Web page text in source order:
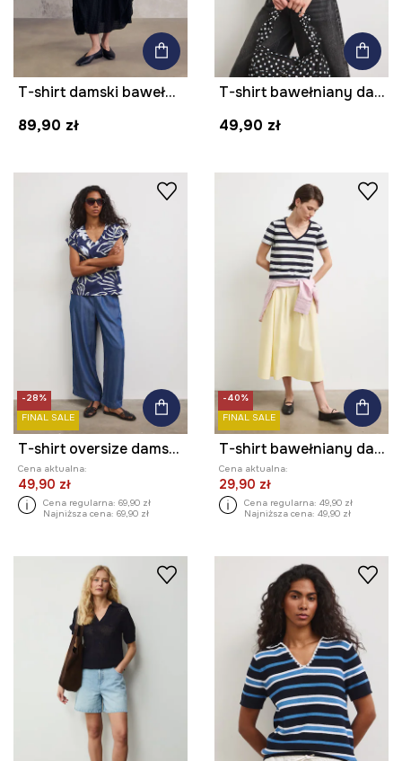
T-shirt damski bawełniany z elastanem z kolekcji Mythical Creatures
89,90 zł
T-shirt bawełniany damski z elastanem gładki
49,90 zł
-28%
FINAL SALE
T-shirt oversize damski bawełniany z elastanem
Cena aktualna:
49,90 zł
Cena regularna: 69,90 zł
Najniższa cena: 69,90 zł
-40%
FINAL SALE
T-shirt bawełniany damski z elastanem w pasy
Cena aktualna:
29,90 zł
Cena regularna: 49,90 zł
Najniższa cena: 49,90 zł